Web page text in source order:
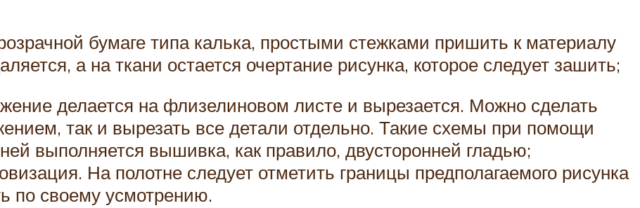
бумаге типа калька, простыми стежками пришить к материалу
а на ткани остается очертание рисунка, которое следует зашить;
делается на флизелиновом листе и вырезается. Можно сделать
так и вырезать все детали отдельно. Такие схемы при помощи
выполняется вышивка, как правило, двусторонней гладью;
На полотне следует отметить границы предполагаемого рисунка
по своему усмотрению.